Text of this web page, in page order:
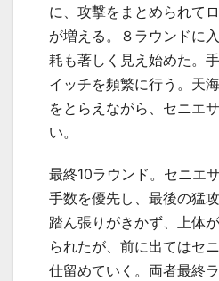
に、攻撃をまとめられて
が増える。８ラウンドに
耗も著しく見え始めた。
イッチを頻繁に行う。天
をとらえながら、セニエ
い。
最終10ラウンド。セニエ
手数を優先し、最後の猛
踏ん張りがきかず、上体
られたが、前に出てはセ
仕留めていく。両者最終